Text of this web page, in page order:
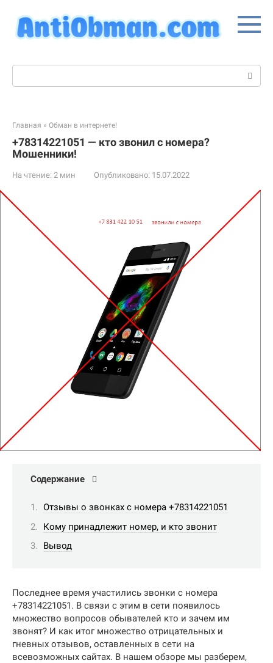
контенту
Главная » Обман в интернете!
+78314221051 — кто звонил с номера?
Мошенники!
На чтение: 2 мин Опубликовано: 15.07.2022
Содержание
Отзывы о звонках с номера +78314221051
Кому принадлежит номер, и кто звонит
Вывод
Последнее время участились звонки с номера
+78314221051. В связи с этим в сети появилось
множество вопросов обывателей кто и зачем им
звонят? И как итог множество отрицательных и
гневных отзывов, оставленных в сети на
всевозможных сайтах. В нашем обзоре мы разберем,